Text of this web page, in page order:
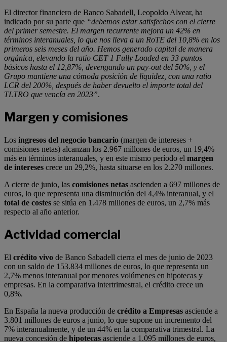
El director financiero de Banco Sabadell, Leopoldo Alvear, ha
indicado por su parte que “debemos estar satisfechos con el cierre
del primer semestre. El margen recurrente mejora un 42% en
términos interanuales, lo que nos lleva a un RoTE del 10,8% en los
primeros seis meses del año. Hemos generado capital de manera
orgánica, elevando la ratio CET 1 Fully Loaded en 33 puntos
básicos hasta el 12,87%, devengando un pay-out del 50%, y el
Grupo mantiene una cómoda posición de liquidez, con una ratio
LCR del 200%, después de haber devuelto el importe total del
TLTRO que vencía en 2023”.
Margen y comisiones
Los ingresos del negocio bancario (margen de intereses +
comisiones netas) alcanzan los 2.967 millones de euros, un 19,4%
más en términos interanuales, y en este mismo período el margen
de intereses crece un 29,2%, hasta situarse en los 2.270 millones.
A cierre de junio, las comisiones netas ascienden a 697 millones de
euros, lo que representa una disminución del 4,4% interanual, y el
total de costes se sitúa en 1.478 millones de euros, un 2,7% más
respecto al año anterior.
Actividad comercial
El crédito vivo de Banco Sabadell cierra el mes de junio de 2023
con un saldo de 153.834 millones de euros, lo que representa un
2,7% menos interanual por menores volúmenes en hipotecas y
empresas. En la comparativa intertrimestral, el crédito crece un
0,8%.
En España la nueva producción de crédito a Empresas asciende a
3.801 millones de euros a junio, lo que supone un incremento del
7% interanualmente, y de un 44% en la comparativa trimestral. La
nueva concesión de hipotecas asciende a 1.095 millones de euros,